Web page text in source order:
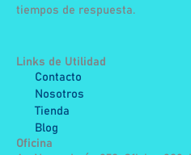
tiempos de respuesta.
Links de Utilidad
Contacto
Nosotros
Tienda
Blog
Oficina